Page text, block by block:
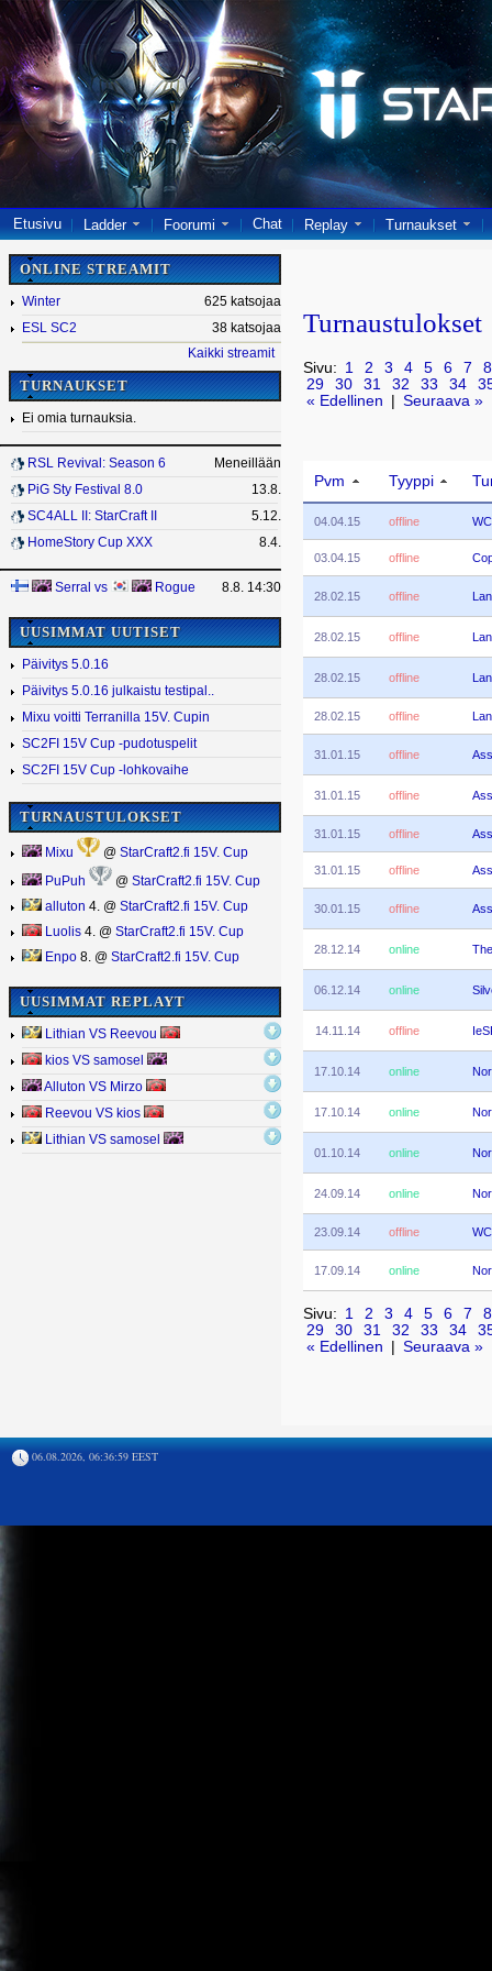
Etusivu Ladder Foorumi Chat Replay Turnaukset
ONLINE STREAMIT
Winter
625 katsojaa
ESL SC2
38 katsojaa
Kaikki streamit
TURNAUKSET
Ei omia turnauksia.
RSL Revival: Season 6
Meneillään
PiG Sty Festival 8.0
13.8.
SC4ALL II: StarCraft II
5.12.
HomeStory Cup XXX
8.4.
Serral vs Rogue 8.8. 14:30
UUSIMMAT UUTISET
Päivitys 5.0.16
Päivitys 5.0.16 julkaistu testipal..
Mixu voitti Terranilla 15V. Cupin
SC2FI 15V Cup -pudotuspelit
SC2FI 15V Cup -lohkovaihe
TURNAUSTULOKSET
Mixu @ StarCraft2.fi 15V. Cup
PuPuh @ StarCraft2.fi 15V. Cup
alluton 4. @ StarCraft2.fi 15V. Cup
Luolis 4. @ StarCraft2.fi 15V. Cup
Enpo 8. @ StarCraft2.fi 15V. Cup
UUSIMMAT REPLAYT
Lithian VS Reevou
kios VS samosel
Alluton VS Mirzo
Reevou VS kios
Lithian VS samosel
Turnaustulokset
Sivu: 1 2 3 4 5 6 7
8
29
30 31 32 33 34
« Edellinen
Seuraava »
Pvm Tyyppi
04.04.15 offline
03.04.15 offline
28.02.15 offline
28.02.15 offline
28.02.15 offline
28.02.15 offline
31.01.15 offline
31.01.15 offline
31.01.15 offline
31.01.15 offline
30.01.15 offline
28.12.14 online
06.12.14 online
14.11.14 offline
17.10.14 online
17.10.14 online
01.10.14 online
24.09.14 online
23.09.14 offline
17.09.14 online
Sivu: 1 2 3 4 5 6 7
8
29
30 31 32 33 34
« Edellinen
Seuraava »
06.08.2026, 06:36:59 EEST